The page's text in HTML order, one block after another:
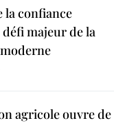
la confiance
majeur de la
agricole ouvre de